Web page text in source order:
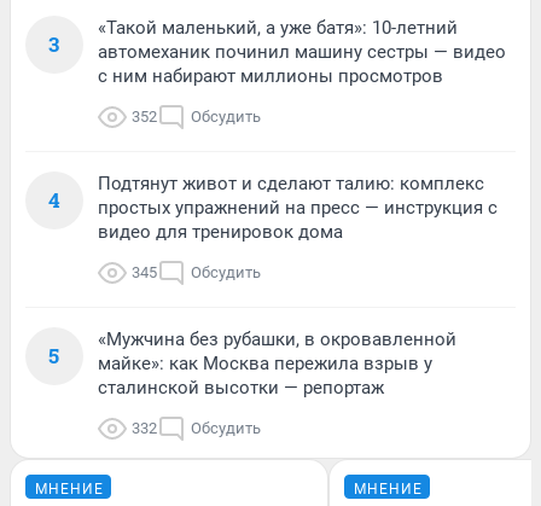
3
«Такой маленький, а уже батя»: 10-летний
автомеханик починил машину сестры — видео
с ним набирают миллионы просмотров
352 Обсудить
4
Подтянут живот и сделают талию: комплекс
простых упражнений на пресс — инструкция с
видео для тренировок дома
345 Обсудить
5
«Мужчина без рубашки, в окровавленной
майке»: как Москва пережила взрыв у
сталинской высотки — репортаж
332 Обсудить
МНЕНИЕ МНЕНИЕ